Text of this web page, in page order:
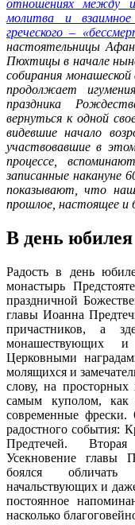
отношениях между
молитва и взаимное
греческого –
настоятельницы
Пюхтицы в начале
собирания
продолжает
праздника
вернуться к одной
видевшие начало
участвовавшие в
процессе,
записанные накануне
показывают, что
прошлое, настоящее и
В день юбилея
Радость в день
монастырь
праздничной
главы Иоанна
причастников, а
монашествующих
Церковными
молящихся и
слову, на
самым куполом, как
современные
радостного события:
Предтечей.
Усекновение главы
боялся
начальствующих и
постоянное
насколько